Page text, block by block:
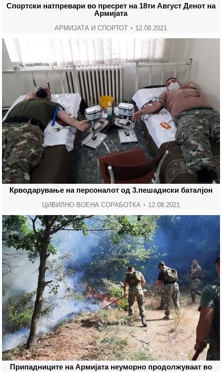
Спортски натпревари во пресрет на 18ти Август Денот на
Армијата
АРМИЈАТА И СПОРТОТ 12.08.2021
Крводарување на персоналот од 3.пешадиски баталјон
ЦИВИЛНО ВОЕНА СОРАБОТКА 12.08.2021
Припадниците на Армијата неуморно продолжуваат во